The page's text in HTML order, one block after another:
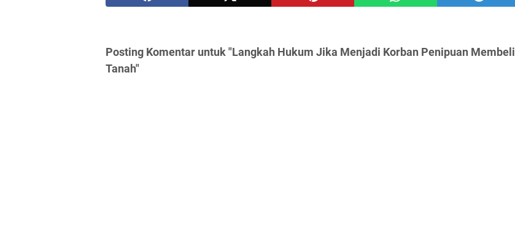
Posting Komentar untuk "Langkah Hukum Jika Menjadi Korban Penipuan Membeli
Tanah"